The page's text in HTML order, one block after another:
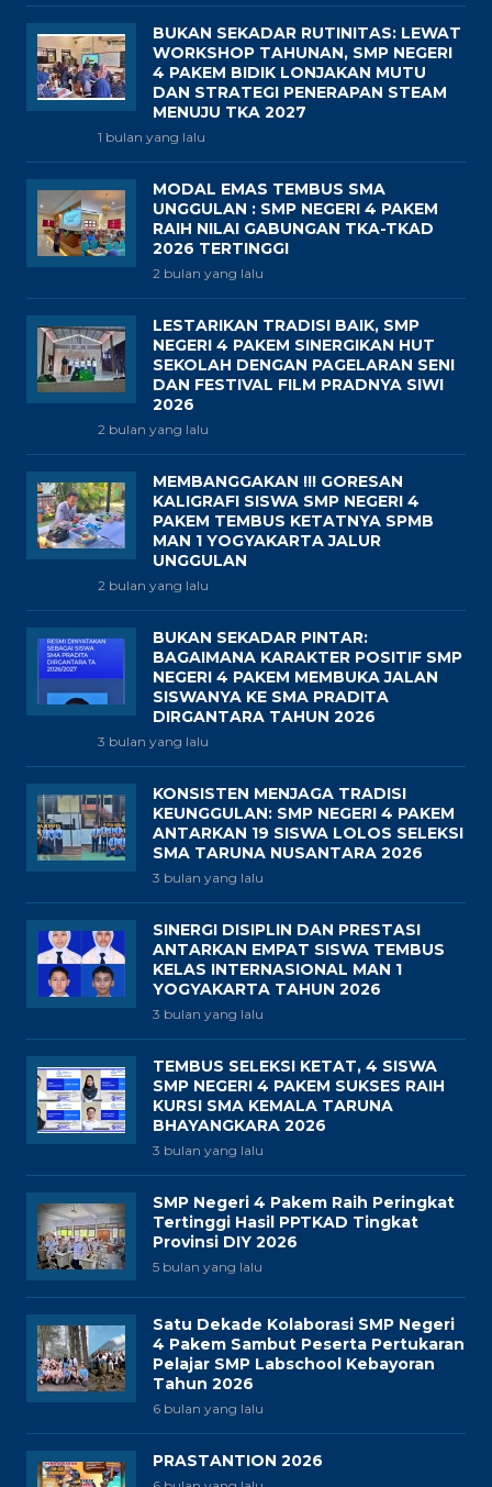
BUKAN SEKADAR RUTINITAS: LEWAT
WORKSHOP TAHUNAN, SMP NEGERI
4 PAKEM BIDIK LONJAKAN MUTU
DAN STRATEGI PENERAPAN STEAM
MENUJU TKA 2027
1 bulan yang lalu
MODAL EMAS TEMBUS SMA
UNGGULAN : SMP NEGERI 4 PAKEM
RAIH NILAI GABUNGAN TKA-TKAD
2026 TERTINGGI
2 bulan yang lalu
LESTARIKAN TRADISI BAIK, SMP
NEGERI 4 PAKEM SINERGIKAN HUT
SEKOLAH DENGAN PAGELARAN SENI
DAN FESTIVAL FILM PRADNYA SIWI
2026
2 bulan yang lalu
MEMBANGGAKAN !!! GORESAN
KALIGRAFI SISWA SMP NEGERI 4
PAKEM TEMBUS KETATNYA SPMB
MAN 1 YOGYAKARTA JALUR
UNGGULAN
2 bulan yang lalu
BUKAN SEKADAR PINTAR:
BAGAIMANA KARAKTER POSITIF SMP
NEGERI 4 PAKEM MEMBUKA JALAN
SISWANYA KE SMA PRADITA
DIRGANTARA TAHUN 2026
3 bulan yang lalu
KONSISTEN MENJAGA TRADISI
KEUNGGULAN: SMP NEGERI 4 PAKEM
ANTARKAN 19 SISWA LOLOS SELEKSI
SMA TARUNA NUSANTARA 2026
3 bulan yang lalu
SINERGI DISIPLIN DAN PRESTASI
ANTARKAN EMPAT SISWA TEMBUS
KELAS INTERNASIONAL MAN 1
YOGYAKARTA TAHUN 2026
3 bulan yang lalu
TEMBUS SELEKSI KETAT, 4 SISWA
SMP NEGERI 4 PAKEM SUKSES RAIH
KURSI SMA KEMALA TARUNA
BHAYANGKARA 2026
3 bulan yang lalu
SMP Negeri 4 Pakem Raih Peringkat
Tertinggi Hasil PPTKAD Tingkat
Provinsi DIY 2026
5 bulan yang lalu
Satu Dekade Kolaborasi SMP Negeri
4 Pakem Sambut Peserta Pertukaran
Pelajar SMP Labschool Kebayoran
Tahun 2026
6 bulan yang lalu
PRASTANTION 2026